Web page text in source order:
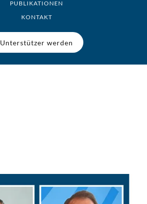
PUBLIKATIONEN
KONTAKT
Unterstützer werden